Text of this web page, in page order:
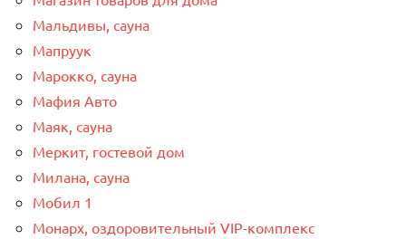
Мальдивы, сауна
Мапруук
Марокко, сауна
Мафия Авто
Маяк, сауна
Меркит, гостевой дом
Милана, сауна
Мобил 1
Монарх, оздоровительный VIP-комплекс